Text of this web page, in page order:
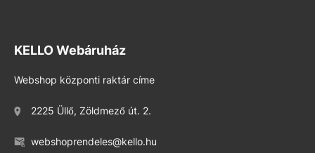
KELLO Webáruház
Webshop központi raktár címe
2225 Üllő, Zöldmező út. 2.
webshoprendeles@kello.hu